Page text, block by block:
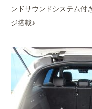
ンドサウンドシステム付
ジ搭載♪